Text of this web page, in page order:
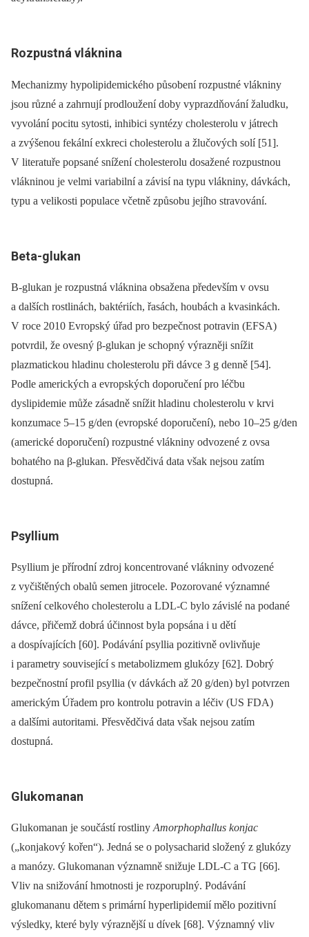
Rozpustná vláknina
Mechanizmy hypolipidemického působení rozpustné vlákniny
jsou různé a zahrnují prodloužení doby vyprazdňování žaludku,
vyvolání pocitu sytosti, inhibici syntézy cholesterolu v játrech
a zvýšenou fekální exkreci cholesterolu a žlučových solí [51].
V literatuře popsané snížení cholesterolu dosažené rozpustnou
vlákninou je velmi variabilní a závisí na typu vlákniny, dávkách,
typu a velikosti populace včetně způsobu jejího stravování.
Beta-glukan
B-glukan je rozpustná vláknina obsažena především v ovsu
a dalších rostlinách, baktériích, řasách, houbách a kvasinkách.
V roce 2010 Evropský úřad pro bezpečnost potravin (EFSA)
potvrdil, že ovesný β-glukan je schopný výrazněji snížit
plazmatickou hladinu cholesterolu při dávce 3 g denně [54].
Podle amerických a evropských doporučení pro léčbu
dyslipidemie může zásadně snížit hladinu cholesterolu v krvi
konzumace 5–15 g/den (evropské doporučení), nebo 10–25 g/den
(americké doporučení) rozpustné vlákniny odvozené z ovsa
bohatého na β-glukan. Přesvědčivá data však nejsou zatím
dostupná.
Psyllium
Psyllium je přírodní zdroj koncentrované vlákniny odvozené
z vyčištěných obalů semen jitrocele. Pozorované významné
snížení celkového cholesterolu a LDL-C bylo závislé na podané
dávce, přičemž dobrá účinnost byla popsána i u dětí
a dospívajících [60]. Podávání psyllia pozitivně ovlivňuje
i parametry související s metabolizmem glukózy [62]. Dobrý
bezpečnostní profil psyllia (v dávkách až 20 g/den) byl potvrzen
americkým Úřadem pro kontrolu potravin a léčiv (US FDA)
a dalšími autoritami. Přesvědčivá data však nejsou zatím
dostupná.
Glukomanan
Glukomanan je součástí rostlinyAmorphophallus konjac
(„konjakový kořen“). Jedná se o polysacharid složený z glukózy
a manózy. Glukomanan významně snižuje LDL-C a TG [66].
Vliv na snižování hmotnosti je rozporuplný. Podávání
glukomananu dětem s primární hyperlipidemií mělo pozitivní
výsledky, které byly výraznější u dívek [68]. Významný vliv